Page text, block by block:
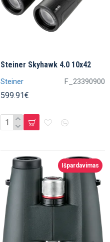
Steiner F_23390900
Steiner Skyhawk 4.0 10x42
599.91€
Išpardavimas